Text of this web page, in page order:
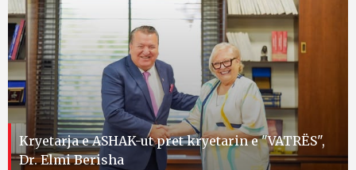
Kryetarja e ASHAK-ut pret kryetarin e "VATRËS",
Dr. Elmi Berisha